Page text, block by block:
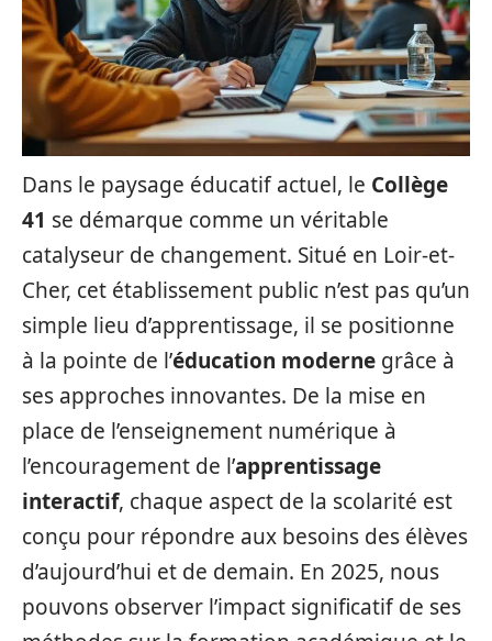
Dans le paysage éducatif actuel, le Collège
41 se démarque comme un véritable
catalyseur de changement. Situé en Loir-et-
Cher, cet établissement public n’est pas qu’un
simple lieu d’apprentissage, il se positionne
à la pointe de l’éducation moderne grâce à
ses approches innovantes. De la mise en
place de l’enseignement numérique à
l’encouragement de l’apprentissage
interactif, chaque aspect de la scolarité est
conçu pour répondre aux besoins des élèves
d’aujourd’hui et de demain. En 2025, nous
pouvons observer l’impact significatif de ses